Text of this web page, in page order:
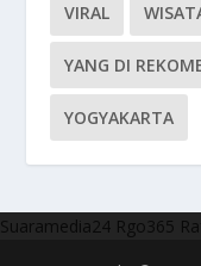
VIRAL
YANG DI
YOGYAKARTA
Suaramedia24 Rgo365